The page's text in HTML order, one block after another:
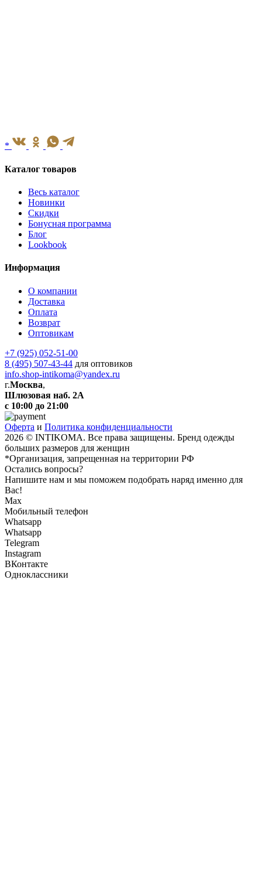
*
Каталог товаров
Весь каталог
Новинки
Скидки
Бонусная программа
Блог
Lookbook
Информация
О компании
Доставка
Оплата
Возврат
Оптовикам
+7 (925) 052-51-00
8 (495) 507-43-44 для оптовиков
info.shop-intikoma@yandex.ru
г.Москва,
Шлюзовая наб. 2А
с 10:00 до 21:00
Оферта и Политика конфиденциальности
2026 © INTIKOMA. Все права защищены. Бренд одежды
больших размеров для женщин
*Организация, запрещенная на территории РФ
Остались вопросы?
Напишите нам и мы поможем подобрать наряд именно для
Вас!
Max
Мобильный телефон
Whatsapp
Whatsapp
Telegram
Instagram
ВКонтакте
Одноклассники